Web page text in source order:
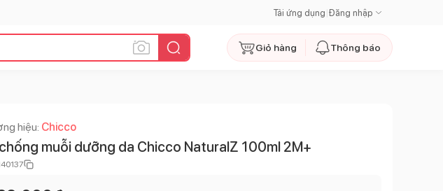
Tải ứng dụng Đăng nhập
Giỏ hàng Thông báo
hiệu: Chicco
muỗi dưỡng da Chicco NaturalZ 100ml 2M+